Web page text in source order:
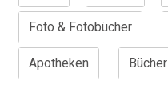
Foto & Fotobücher
Apotheken Bücher